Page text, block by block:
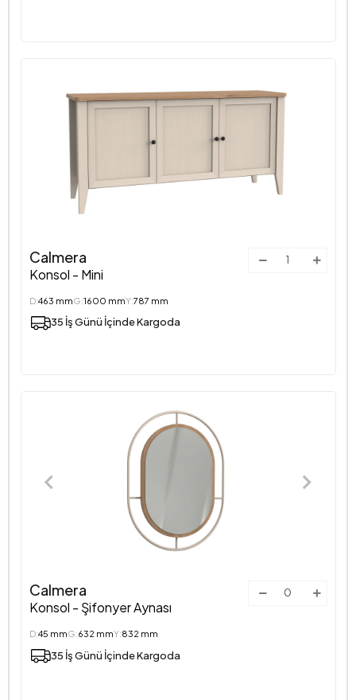
Calmera
Konsol - Mini
D:463 mmG:1600 mmY:787 mm
35 İş Günü İçinde Kargoda
Calmera
Konsol - Şifonyer Aynası
D:45 mmG:632 mmY:832 mm
35 İş Günü İçinde Kargoda